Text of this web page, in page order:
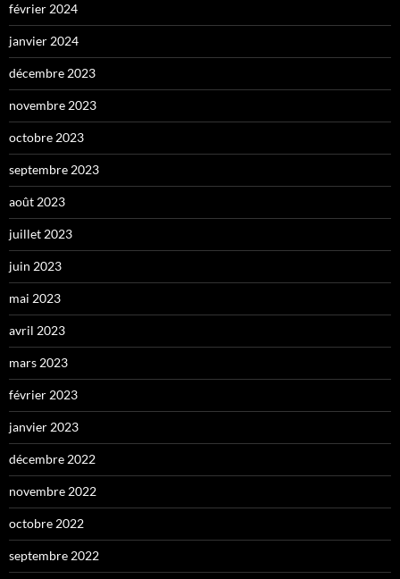
février 2024
janvier 2024
décembre 2023
novembre 2023
octobre 2023
septembre 2023
août 2023
juillet 2023
juin 2023
mai 2023
avril 2023
mars 2023
février 2023
janvier 2023
décembre 2022
novembre 2022
octobre 2022
septembre 2022